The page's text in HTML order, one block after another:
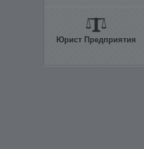
Юрист Предприятия